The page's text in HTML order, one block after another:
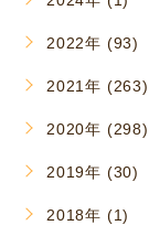
2022年 (93)
2021年 (263)
2020年 (298)
2019年 (30)
2018年 (1)